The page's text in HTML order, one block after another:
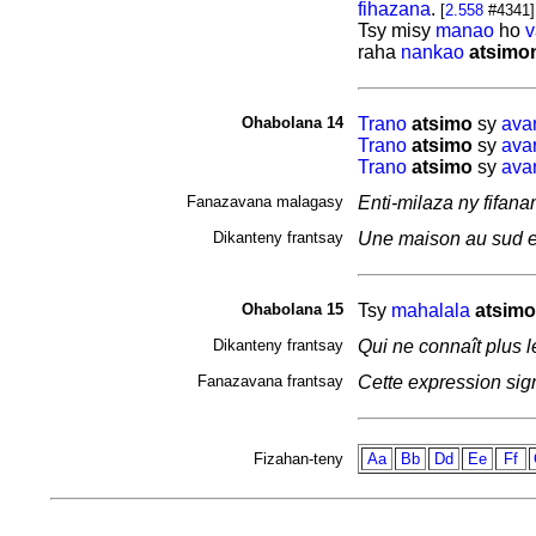
fihazana. [2.558#4341]
Tsy misy manaoho
raha nankao
Ohabolana 14 Trano atsimosy
Trano atsimosy
Trano atsimosy
Fanazavana malagasy Enti-milaza ny
Dikanteny frantsay Une maison au sud
Ohabolana 15 Tsy mahalala atsimo
Dikanteny frantsay Qui ne connaît plus
Fanazavana frantsay Cette expression
Fizahan-teny Aa Bb Dd Ee Ff